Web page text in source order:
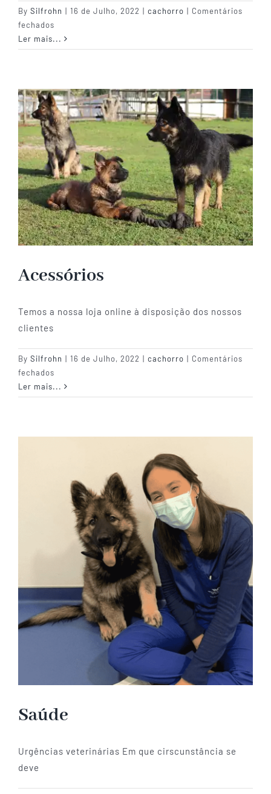
By Silfrohn | 16 de Julho, 2022 | cachorro | Comentários
fechados
Introdução
do
Ler mais...
Acessórios
Temos a nossa loja online à disposição dos nossos
clientes
By Silfrohn | 16 de Julho, 2022 | cachorro | Comentários
fechados
Acessórios
Ler mais...
Saúde
Urgências veterinárias Em que cirscunstância se
deve